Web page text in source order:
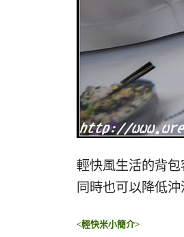
輕快風生活的背
同時也可以降低
<輕快米小簡介>